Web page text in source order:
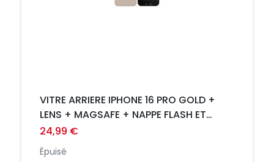
VITRE ARRIERE IPHONE 16 PRO GOLD +
LENS + MAGSAFE + NAPPE FLASH ET
MICRO
24,99 €
Épuisé